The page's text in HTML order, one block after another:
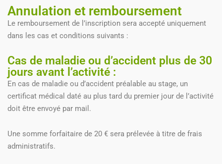
Annulation et remboursement
Le remboursement de l’inscription sera accepté uniquement
dans les cas et conditions suivants :
Cas de maladie ou d’accident plus de 30
jours avant l’activité :
En cas de maladie ou d’accident préalable au stage, un
certificat médical daté au plus tard du premier jour de l’activité
doit être envoyé par mail.
Une somme forfaitaire de 20 € sera prélevée à titre de frais
administratifs.